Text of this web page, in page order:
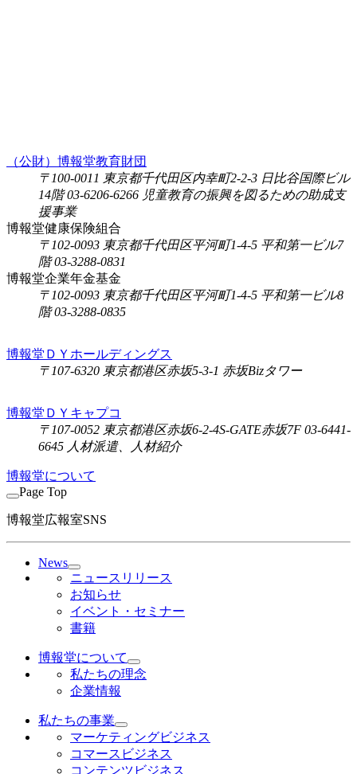
（公財）博報堂教育財団
〒100-0011 東京都千代田区内幸町2-2-3 日比谷国際ビル
14階 03-6206-6266 児童教育の振興を図るための助成支
援事業
博報堂健康保険組合
〒102-0093 東京都千代田区平河町1-4-5 平和第一ビル7
階 03-3288-0831
博報堂企業年金基金
〒102-0093 東京都千代田区平河町1-4-5 平和第一ビル8
階 03-3288-0835
博報堂ＤＹホールディングス
〒107-6320 東京都港区赤坂5-3-1 赤坂Bizタワー
博報堂ＤＹキャプコ
〒107-0052 東京都港区赤坂6-2-4S-GATE赤坂7F 03-6441-
6645 人材派遣、人材紹介
博報堂について
Page Top
博報堂広報室SNS
News
ニュースリリース
お知らせ
イベント・セミナー
書籍
博報堂について
私たちの理念
企業情報
私たちの事業
マーケティングビジネス
コマースビジネス
コンテンツビジネス